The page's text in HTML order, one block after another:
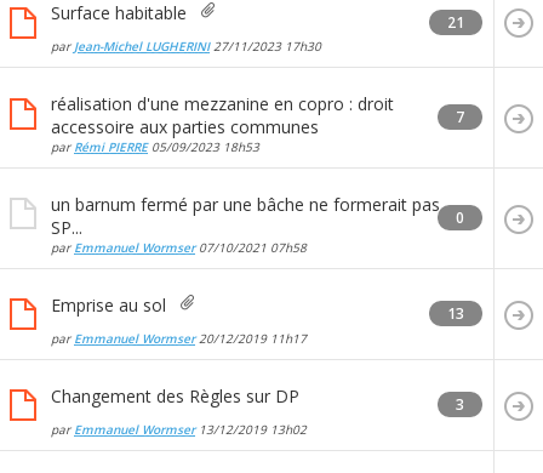
Surface habitable
par Jean-Michel LUGHERINI27/11/2023 17h30
21
réalisation d'une mezzanine en copro : droit
accessoire aux parties communes
par Rémi PIERRE05/09/2023 18h53
7
un barnum fermé par une bâche ne formerait pas
SP...
par Emmanuel Wormser07/10/2021 07h58
0
Emprise au sol
par Emmanuel Wormser20/12/2019 11h17
13
Changement des Règles sur DP
par Emmanuel Wormser13/12/2019 13h02
3